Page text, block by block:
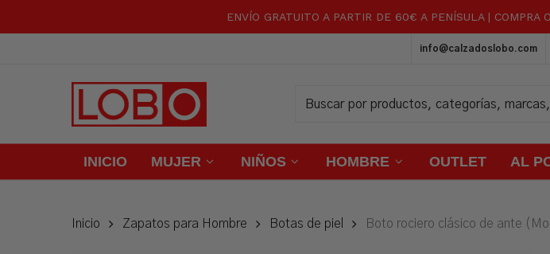
ENVÍO GRATUITO A PARTIR DE 60€ A PENÍSULA | COMPRA
info@calzadoslobo.com
INICIO MUJER NIÑOS HOMBRE OUTLET AL
Inicio Zapatos para Hombre Botas de piel Boto rociero clásico de ante